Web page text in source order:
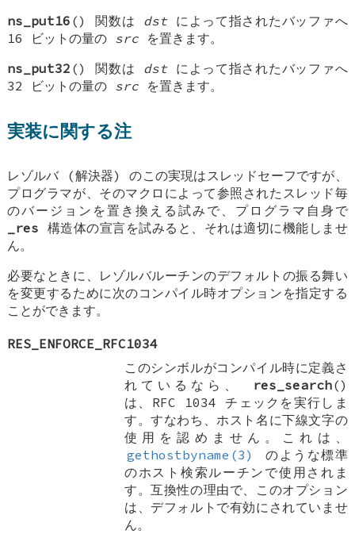
ns_put16 () 関数は dstによって指されたバッファへ
16 ビットの量の src を置きます。
ns_put32 () 関数は dstによって指されたバッファへ
32 ビットの量の src を置きます。
実装に関する注
レゾルバ (解決器) のこの実現はスレッドセーフですが、
プログラマが、そのマクロによって参照されたスレッド毎
のバージョンを置き換える試みで、プログラマ自身で
_res 構造体の宣言を試みると、それは適切に機能しませ
ん。
必要なときに、レゾルバルーチンのデフォルトの振る舞い
を変更するために次のコンパイル時オプションを指定する
ことができます。
RES_ENFORCE_RFC1034
このシンボルがコンパイル時に定義さ
れているなら、
res_search()
は、RFC 1034 チェックを実行しま
す。すなわち、ホスト名に下線文字の
使用を認めません。これは、
gethostbyname(3)
のような標準
のホスト検索ルーチンで使用されま
す。互換性の理由で、このオプション
は、デフォルトで有効にされていませ
ん。